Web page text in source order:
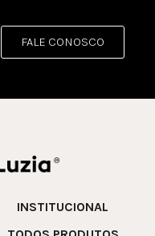
FALE CONOSCO
INSTITUCIONAL